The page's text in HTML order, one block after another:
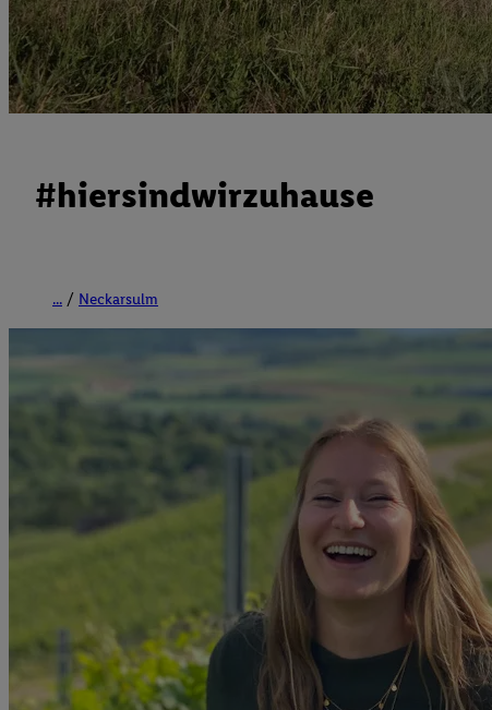
#hiersindwirzuhause
... Neckarsulm